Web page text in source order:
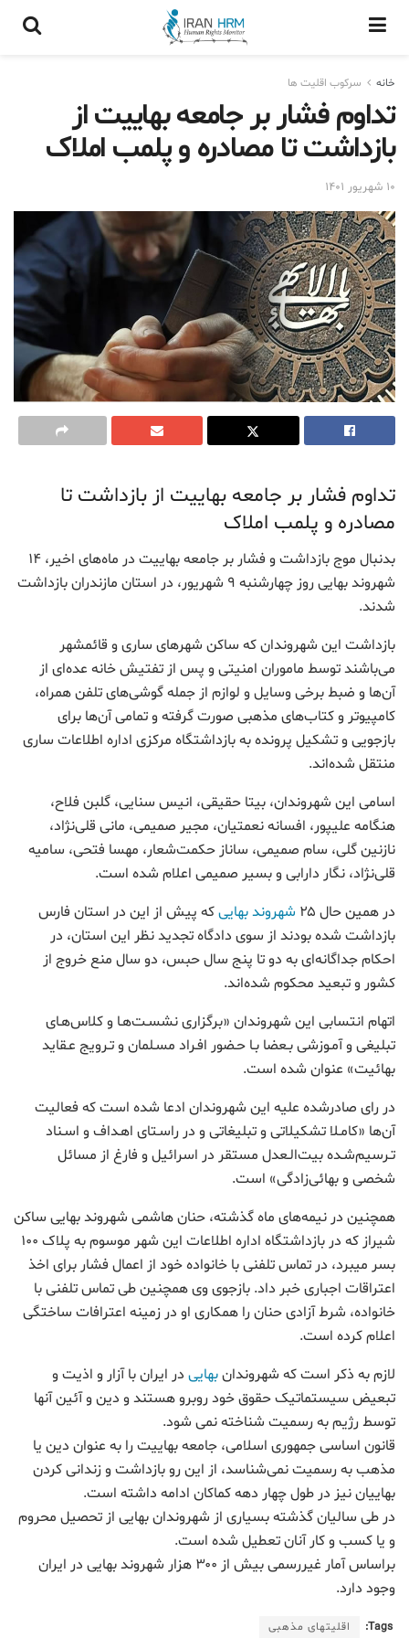
خانه سرکوب اقلیت ها
تداوم فشار بر جامعه بهاییت از
بازداشت تا مصادره و پلمب املاک
۱۰ شهریور ۱۴۰۱
تداوم فشار بر جامعه بهاییت از بازداشت تا
مصادره و پلمب املاک
بدنبال موج بازداشت و فشار بر جامعه بهاییت در ماه‌های اخیر، ۱۴
شهروند بهایی روز چهارشنبه ۹ شهریور، در استان مازندران بازداشت
شدند.
بازداشت این شهروندان که ساکن شهرهای ساری و قائمشهر
می‌باشند توسط ماموران امنیتی و پس از تفتیش خانه عده‌ای از
آن‌ها و ضبط برخی وسایل و لوازم از جمله گوشی‌های تلفن همراه،
کامپیوتر و کتاب‌های مذهبی صورت گرفته و تمامی آن‌ها برای
بازجویی و تشکیل پرونده به بازداشتگاه مرکزی اداره اطلاعات ساری
منتقل شده‌اند.
اسامی این شهروندان، بیتا حقیقی، انیس سنایی، گلبن فلاح،
هنگامه علیپور، افسانه نعمتیان، مجیر صمیمی، مانی قلی‌نژاد،
نازنین گلی، سام صمیمی، ساناز حکمت‌شعار، مهسا فتحی، سامیه
‌قلی‌نژاد، نگار دارابی و بسیر صمیمی اعلام شده است.
در همین حال ۲۵
شهروند بهاییکه پیش از این در استان فارس
بازداشت شده بودند از سوی دادگاه تجدید نظر این استان، در
احکام جداگانه‌ای به دو تا پنج سال حبس، دو سال منع خروج از
کشور و تبعید محکوم شده‌اند.
اتهام انتسابی این شهروندان «برگزاری نشسـت‌هـا و کلاس‌هـای
تبلیغی و آمـوزشی بـعضا بـا حـضور افـراد مسـلمان و تـرویج عـقاید
بهائیت» عنوان شده است.
در رای صادرشده علیه این شهروندان ادعا شده است که فعالیت
آن‌ها «کامـلا تشکیلاتی و تبلیغاتی و در راسـتای اهـداف و اسـناد
تـرسیم‌شـده بیت‌الـعدل مستقر در اسرائیل و فارغ از مسائل
شخصی و بهائی‌زادگی» است.
همچنین در نیمه‌های ماه گذشته، حنان هاشمی شهروند بهایی ساکن
شیراز که در بازداشتگاه اداره اطلاعات این شهر موسوم به پلاک ۱۰۰
بسر میبرد، در تماس تلفنی با خانواده خود از اعمال فشار برای اخذ
اعتراقات اجباری خبر داد. بازجوی وی همچنین طی تماس تلفنی با
خانواده، شرط آزادی حنان را همکاری او در زمینه اعترافات ساختگی
اعلام کرده است.
لازم به ذکر است که شهروندانبهایی در ایران با آزار و اذیت و
تبعیض سیستماتیک حقوق خود روبرو هستند و دین و آئین آنها
توسط رژیم به رسمیت شناخته نمی شود.
قانون اساسی جمهوری اسلامی، جامعه بهاییت را به عنوان دین یا
مذهب به رسمیت نمی‌شناسد، از این رو بازداشت و زندانی کردن
بهاییان نیز در طول چهار دهه کماکان ادامه داشته است.
در طی سالیان گذشته بسیاری از شهروندان بهایی از تحصیل محروم
و یا کسب و کار آنان تعطیل شده است.
براساس آمار غیررسمی بیش از ۳۰۰ هزار شهروند بهایی در ایران
وجود دارد.
Tags: اقلیتهای مذهبی